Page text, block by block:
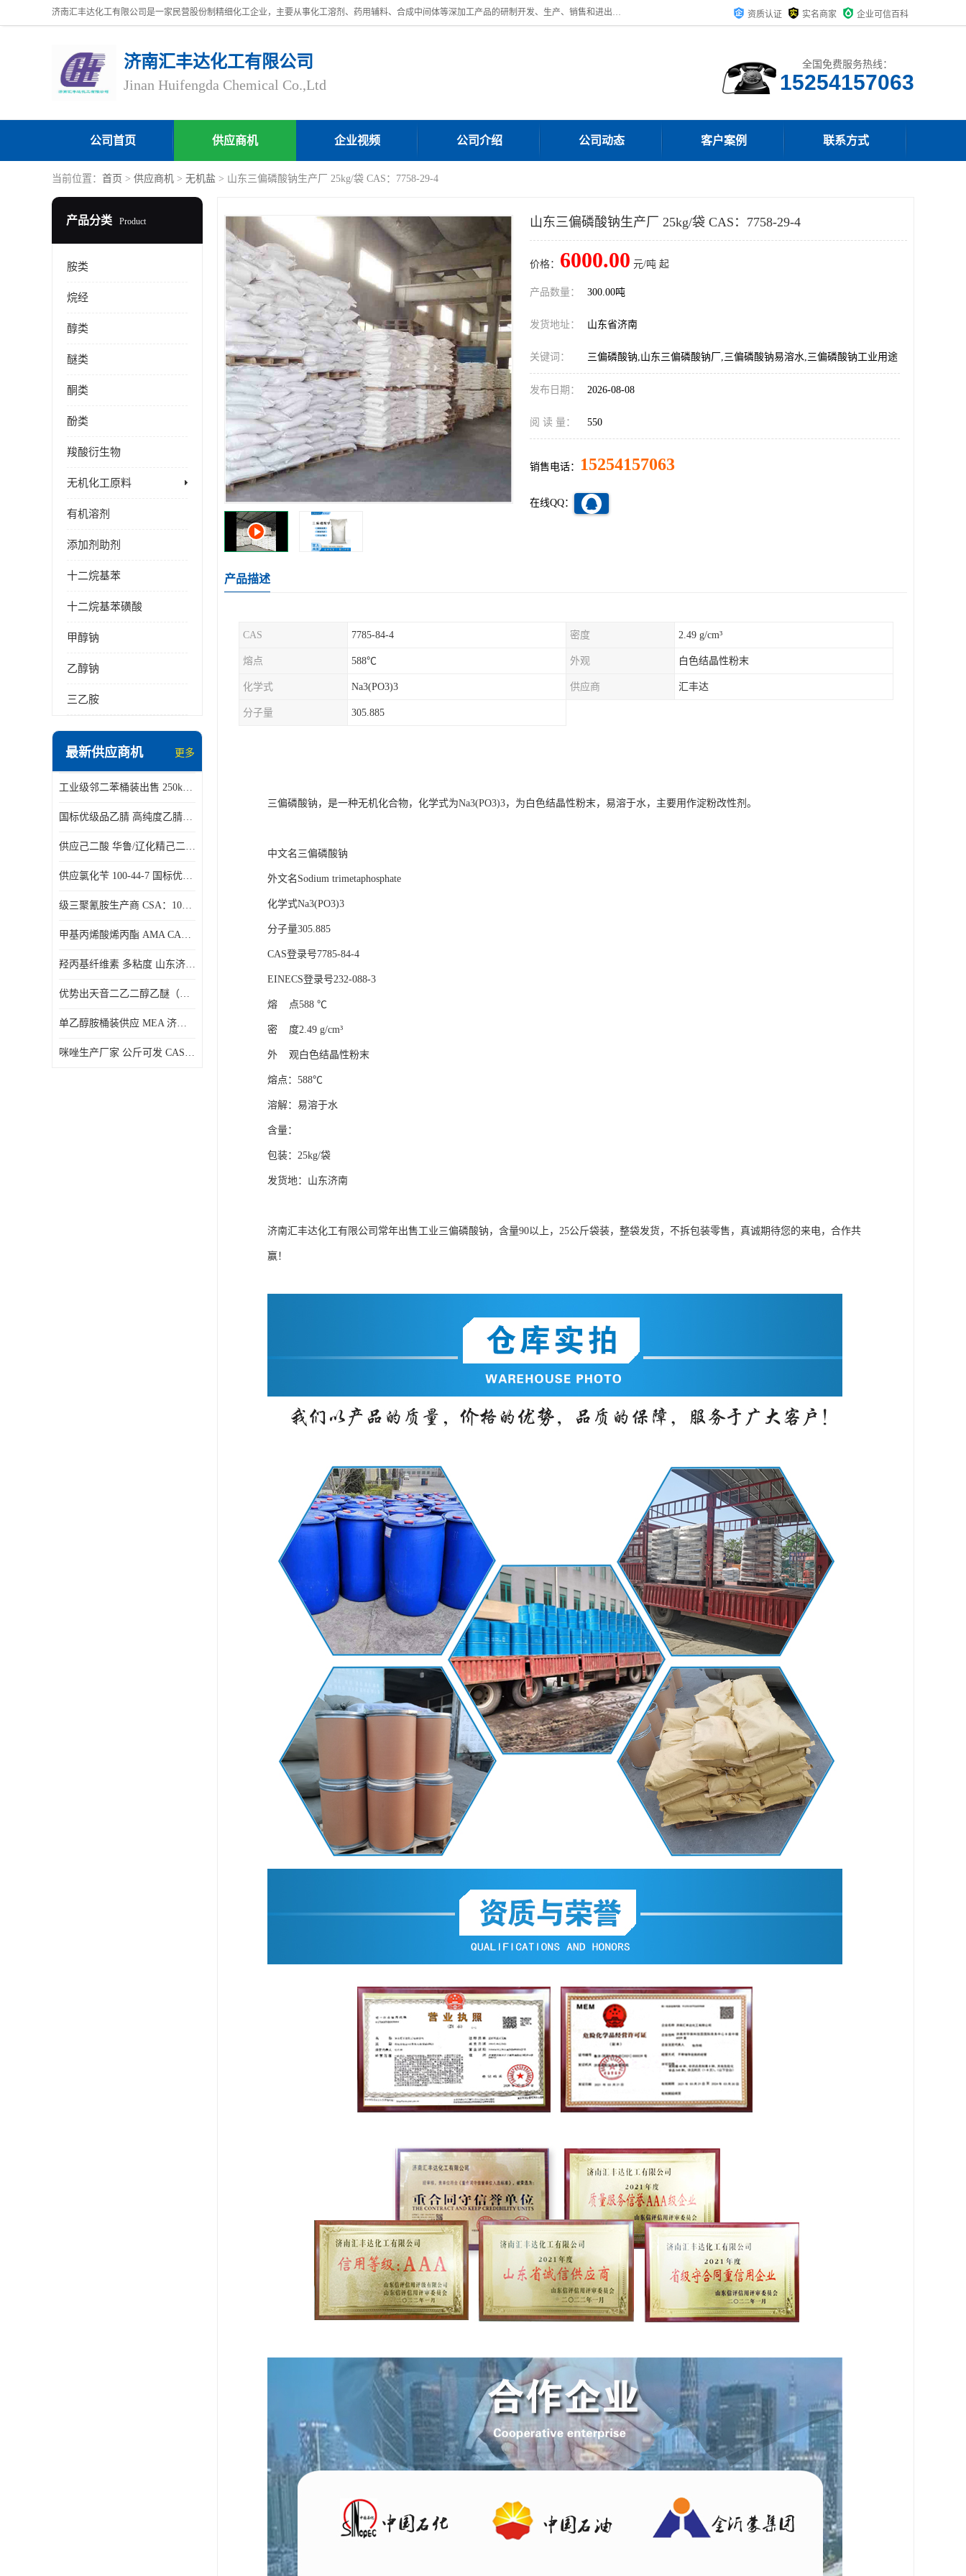
济南汇丰达化工有限公司是一家民营股份制精细化工企业，主要从事化工溶剂、药用辅料、合成中间体等深加工产品的研制开发、生产、销售和进出口贸易。主营产品：环氧丙烷，十二烷基苯，甲基磺酸，磺酸，DMF，DMAC，甘油，苯甲醇，乙酰氯，甲基丙烯酸，甲基丙烯酸甲酯，叔丁醇，异辛酸，二乙烯三胺，一乙，二乙‎，三乙醇胺，原乙酸三甲酯等化工产品及中间体。欢迎各界朋友洽谈咨询业务。 资质认证 实名商家 企业可信百科
济南汇丰达化工有限公司
Jinan Huifengda Chemical Co.,Ltd
全国免费服务热线：
15254157063
公司首页 供应商机 企业视频 公司介绍 公司动态 客户案例 联系方式
当前位置： 首页 > 供应商机 > 无机盐 > 山东三偏磷酸钠生产厂 25kg/袋 CAS：7758-29-4
产品分类 Product
胺类
烷经
醇类
醚类
酮类
酚类
羧酸衍生物
无机化工原料
有机溶剂
添加剂助剂
十二烷基苯
十二烷基苯磺酸
甲醇钠
乙醇钠
三乙胺
最新供应商机 更多
工业级邻二苯桶装出售 250kg/桶 95-50-1
国标优级品乙腈 高纯度乙腈桶装现货160kg桶
供应己二酸 华鲁/辽化精己二酸 大包装可分小包装现货
供应氯化苄 100-44-7 国标优等品苄基氯 一桶起发
级三聚氰胺生产商 CSA：108-78-1 济南发货
甲基丙烯酸烯丙酯 AMA CAS：96-05-9
羟丙基纤维素 多粘度 山东济南仓库发货
优势出天音二乙二醇乙醚（DPE）山东仓库发现货
单乙醇胺桶装供应 MEA 济南仓库发货 厂家
咪唑生产厂家 公斤可发 CAS:288-32-4
山东三偏磷酸钠生产厂 25kg/袋 CAS：7758-29-4
价格： 6000.00 元/吨 起
产品数量： 300.00吨
发货地址： 山东省济南
关键词： 三偏磷酸钠,山东三偏磷酸钠厂,三偏磷酸钠易溶水,三偏磷酸钠工业用途
发布日期： 2026-08-08
阅 读 量： 550
销售电话： 15254157063
在线QQ：
产品描述
CAS 7785-84-4 密度 2.49 g/cm³
熔点 588℃ 外观 白色结晶性粉末
化学式 Na3(PO3)3 供应商 汇丰达
分子量 305.885
三偏磷酸钠，是一种无机化合物，化学式为Na3(PO3)3，为白色结晶性粉末，易溶于水，主要用作淀粉改性剂。
中文名三偏磷酸钠
外文名Sodium trimetaphosphate
化学式Na3(PO3)3
分子量305.885
CAS登录号7785-84-4
EINECS登录号232-088-3
熔 点588 ℃
密 度2.49 g/cm³
外 观白色结晶性粉末
熔点：588℃
溶解：易溶于水
含量：
包装：25kg/袋
发货地：山东济南
济南汇丰达化工有限公司常年出售工业三偏磷酸钠，含量90以上，25公斤袋装，整袋发货，不拆包装零售，真诚期待您的来电，合作共
赢！